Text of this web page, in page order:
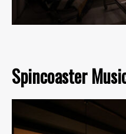
Spincoaster